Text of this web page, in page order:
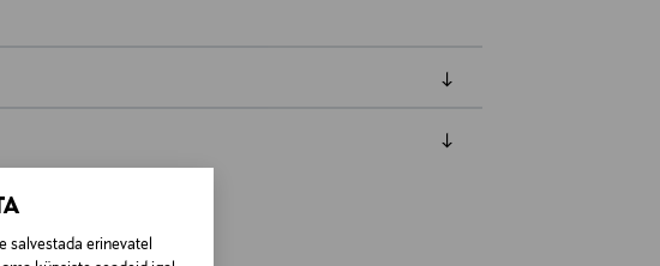
salvestada erinevatel
peavad olema avamata originaalpakendis.